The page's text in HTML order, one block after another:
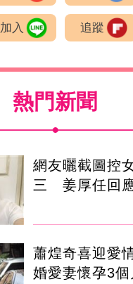
加入 追蹤
熱門新聞
網友曬截圖控
三 姜厚任回
蕭煌奇喜迎愛
婚愛妻懷孕3個